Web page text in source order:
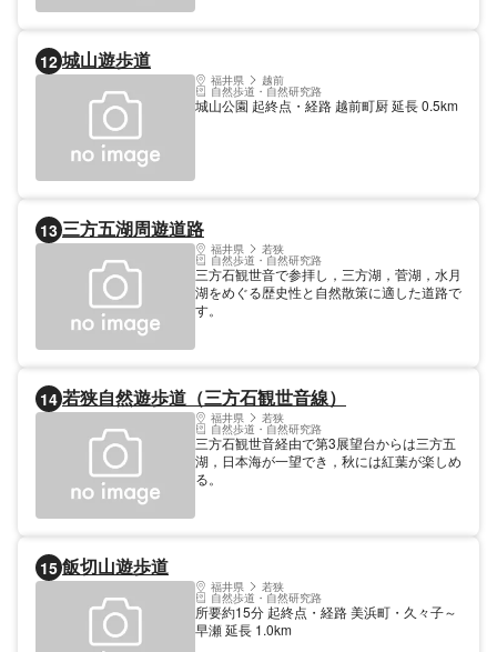
延長 1.5km
12 城山遊歩道
福井県 越前
自然歩道・自然研究路
城山公園 起終点・経路 越前町厨 延長 0.5km
13 三方五湖周遊道路
福井県 若狭
自然歩道・自然研究路
三方石観世音で参拝し，三方湖，菅湖，水月
湖をめぐる歴史性と自然散策に適した道路で
す。
14 若狭自然遊歩道（三方石観世音線）
福井県 若狭
自然歩道・自然研究路
三方石観世音経由で第3展望台からは三方五
湖，日本海が一望でき，秋には紅葉が楽しめ
る。
15 飯切山遊歩道
福井県 若狭
自然歩道・自然研究路
所要約15分 起終点・経路 美浜町・久々子～
早瀬 延長 1.0km